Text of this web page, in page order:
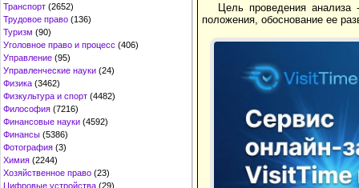
Транспорт (2652)
Трудовое право (136)
Туризм (90)
Уголовное право и процесс (406)
Управление (95)
Управленческие науки (24)
Физика (3462)
Физкультура и спорт (4482)
Философия (7216)
Финансовые науки (4592)
Финансы (5386)
Фотография (3)
Химия (2244)
Хозяйственное право (23)
Цифровые устройства (29)
Цель проведения анализа
положения, обоснование ее